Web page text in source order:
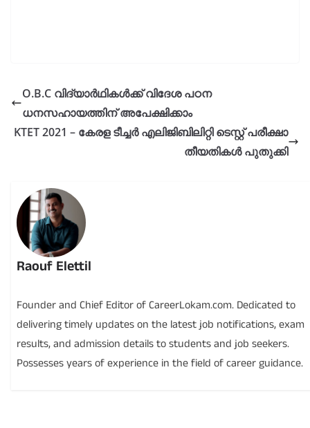
O.B.C വിദ്യാർഥികൾക്ക് വിദേശ പഠന
ധനസഹായത്തിന് അപേക്ഷിക്കാം
KTET 2021 – കേരള ടീച്ചർ എലിജിബിലിറ്റി ടെസ്റ്റ് പരീക്ഷാ
തീയതികൾ പുതുക്കി
Raouf Elettil
Founder and Chief Editor of CareerLokam.com. Dedicated to
delivering timely updates on the latest job notifications, exam
results, and admission details to students and job seekers.
Possesses years of experience in the field of career guidance.